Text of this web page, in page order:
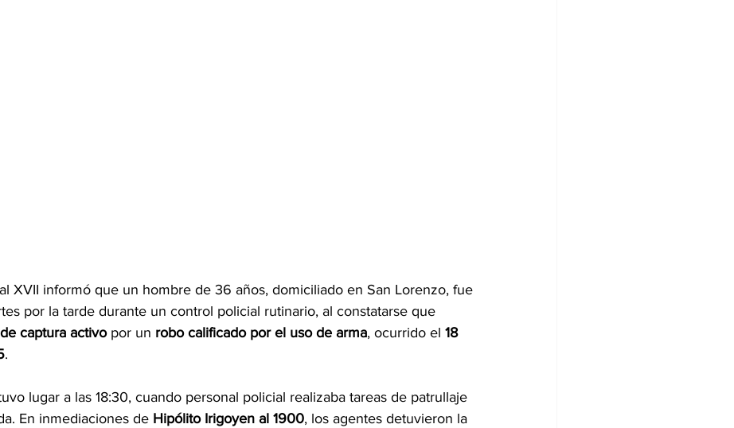
XVII informó que un hombre de 36 años, domiciliado en San Lorenzo, fue
por la tarde durante un control policial rutinario, al constatarse que
captura activo por un robo calificado por el uso de arma, ocurrido el 18
.
lugar a las 18:30, cuando personal policial realizaba tareas de patrullaje
En inmediaciones de Hipólito Irigoyen al 1900, los agentes detuvieron la